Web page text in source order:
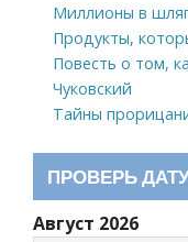
Миллионы в
Продукты,
Повесть о том,
Чуковский
Тайны
ПРОВЕРЬ
Август 2026